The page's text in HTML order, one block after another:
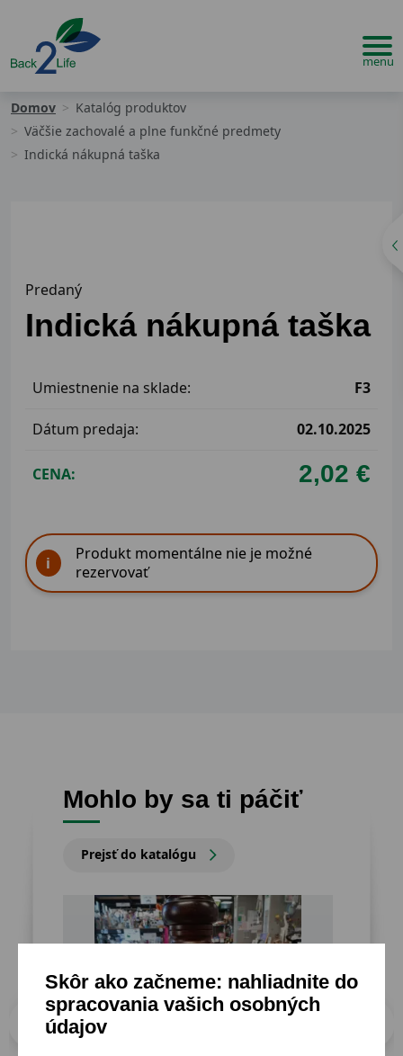
Domov
Katalóg produktov
Väčšie zachovalé a plne funkčné predmety
Indická nákupná taška
Predaný
Indická nákupná taška
Umiestnenie na sklade: F3
Dátum predaja: 02.10.2025
CENA: 2,02 €
Produkt momentálne nie je možné
rezervovať
Mohlo by sa ti páčiť
Prejsť do katalógu
Skôr ako začneme: nahliadnite do
spracovania vašich osobných
údajov